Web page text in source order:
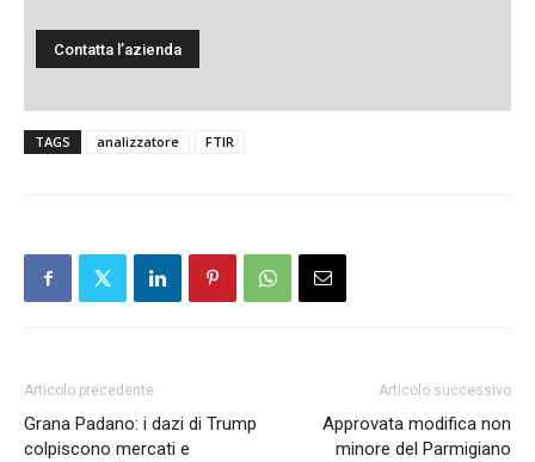
TAGS analizzatore FTIR
Articolo precedente
Grana Padano: i dazi di Trump
colpiscono mercati e
Articolo successivo
Approvata modifica non
minore del Parmigiano